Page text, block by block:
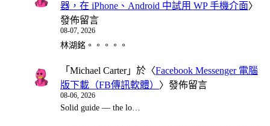
器，在 iPhone、Android 中試用 WP 手機介面〉
發佈留言
08-07, 2026
林湖銘。。。。。
「 Michael Carter」於〈Facebook Messenger 電腦
版下載（FB傳訊軟體） 〉發佈留言
08-06, 2026
Solid guide — the lo…